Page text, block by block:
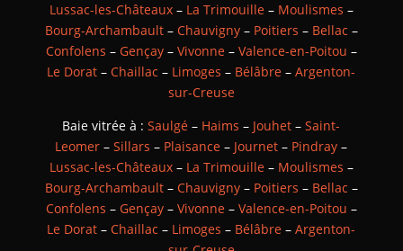
Lussac-les-Châteaux– La Trimouille– Moulismes –
Bourg-Archambault– Chauvigny– Poitiers – Bellac –
Confolens – Gençay– Vivonne– Valence-en-Poitou –
Le Dorat –Chaillac – Limoges – Bélâbre –Argenton-
sur-Creuse
Baie vitrée à :Saulgé – Haims – Jouhet –Saint-
Leomer –Sillars – Plaisance – Journet – Pindray –
Lussac-les-Châteaux– La Trimouille– Moulismes –
Bourg-Archambault– Chauvigny– Poitiers – Bellac –
Confolens – Gençay– Vivonne– Valence-en-Poitou –
Le Dorat –Chaillac – Limoges – Bélâbre –Argenton-